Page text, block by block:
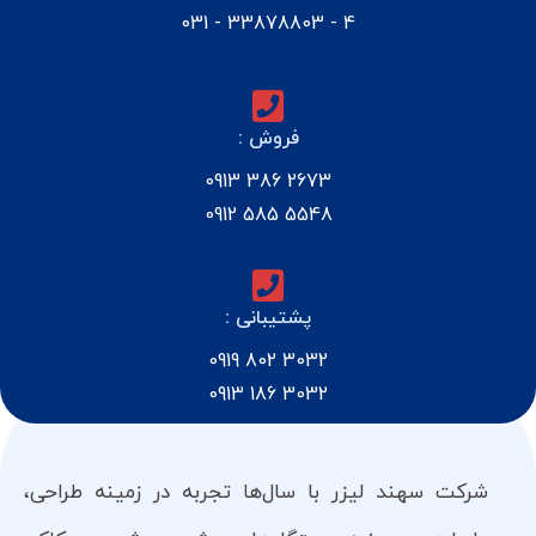
4 - 33878803 - 031
فروش :
2673 386 0913
5548 585 0912
پشتیبانی :
3032 802 0919
3032 186 0913
شرکت سهند لیزر با سال‌ها تجربه در زمینه طراحی،